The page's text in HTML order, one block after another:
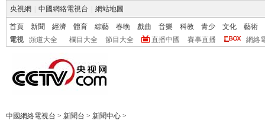
央視網 中國網絡電視台 網站地圖
首頁 新聞 經濟 體育 綜藝 春晚 戲曲 音樂 科教 青少 文化
藝術
電視
頻道大全 欄目大全 節目大全 直播中國 賽事直播 網絡
中國網絡電視台 > 新聞台 > 新聞中心 >